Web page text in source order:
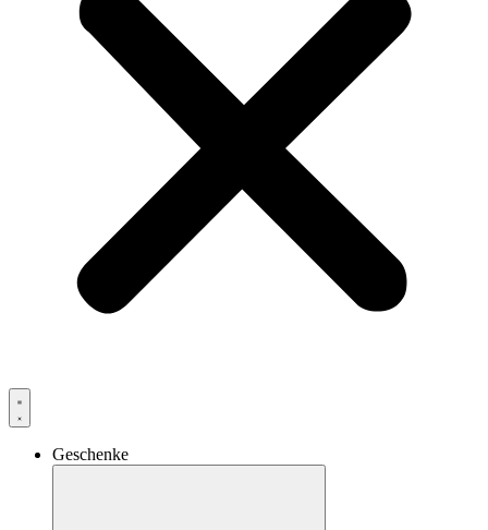
Geschenke